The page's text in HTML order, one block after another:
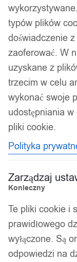
typów plików
doświadczenie
zaoferować. W
uzyskane z
trzecim w celu
wykonać swoje
udostępniania
pliki cookie.
Polityka
Zarządzaj
Konieczny
Te pliki cookie i
prawidłowego
wyłączone. Są
odpowiedzi na